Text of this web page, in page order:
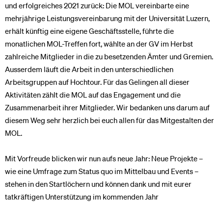
und erfolgreiches 2021 zurück: Die MOL vereinbarte eine
mehrjährige Leistungsvereinbarung mit der Universität Luzern,
erhält künftig eine eigene Geschäftsstelle, führte die
monatlichen MOL-Treffen fort, wählte an der GV im Herbst
zahlreiche Mitglieder in die zu besetzenden Ämter und Gremien.
Ausserdem läuft die Arbeit in den unterschiedlichen
Arbeitsgruppen auf Hochtour. Für das Gelingen all dieser
Aktivitäten zählt die MOL auf das Engagement und die
Zusammenarbeit ihrer Mitglieder. Wir bedanken uns darum auf
diesem Weg sehr herzlich bei euch allen für das Mitgestalten der
MOL.
Mit Vorfreude blicken wir nun aufs neue Jahr: Neue Projekte –
wie eine Umfrage zum Status quo im Mittelbau und Events –
stehen in den Startlöchern und können dank und mit eurer
tatkräftigen Unterstützung im kommenden Jahr